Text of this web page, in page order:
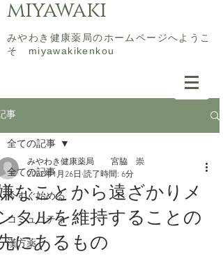
miyawaki
​みやわき健康薬局のホームページへようこ
そ miyawakikenkou
事
全ての記事
今すぐ始める
コミュニティ
漢方薬
全ての記事
なことから遠ざかりメ
タルを維持することの
にあるもの
みやわき健康薬局 宮脇 崇
2022年1月26日 読了時間: 6分